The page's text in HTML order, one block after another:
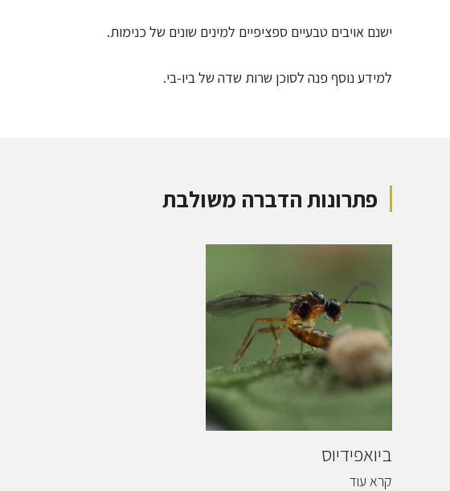
ישנם אויבים טבעיים ספציפיים למינים שונים של כנימות.
למידע נוסף פנה לסוכן שרות שדה של ביו-בי.
פתרונות הדברה משולבת
ביואפידיוס
קרא עוד